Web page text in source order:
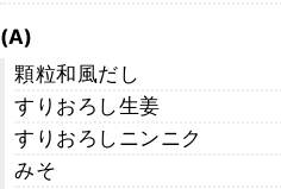
(A)
顆粒和風だし
すりおろし生姜
すりおろしニンニク
みそ